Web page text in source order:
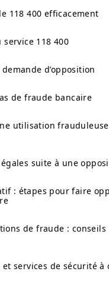
118 400 efficacement
service 118 400
d’opposition
de fraude bancaire
utilisation
suite à une
: étapes pour faire
de fraude : conseils
et services de sécurité à